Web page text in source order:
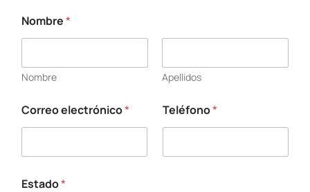
*
a
u
í
Nombre*
Nombre Apellidos
Correo electrónico* Teléfono*
Estado*